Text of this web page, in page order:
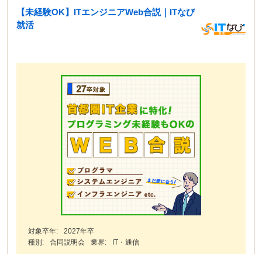
【未経験OK】ITエンジニアWeb合説｜ITなび
就活
対象卒年:
2027年卒
種別:
合同説明会 業界: IT・通信